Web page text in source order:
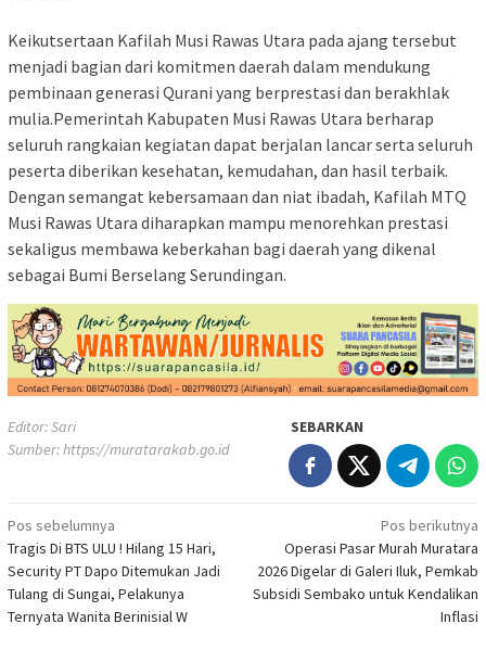
Keikutsertaan Kafilah Musi Rawas Utara pada ajang tersebut
menjadi bagian dari komitmen daerah dalam mendukung
pembinaan generasi Qurani yang berprestasi dan berakhlak
mulia.Pemerintah Kabupaten Musi Rawas Utara berharap
seluruh rangkaian kegiatan dapat berjalan lancar serta seluruh
peserta diberikan kesehatan, kemudahan, dan hasil terbaik.
Dengan semangat kebersamaan dan niat ibadah, Kafilah MTQ
Musi Rawas Utara diharapkan mampu menorehkan prestasi
sekaligus membawa keberkahan bagi daerah yang dikenal
sebagai Bumi Berselang Serundingan.
Editor: Sari
Sumber:https://muratarakab.go.id
SEBARKAN
Navigasi
pos
Pos sebelumnya
Tragis Di BTS ULU ! Hilang 15 Hari,
Security PT Dapo Ditemukan Jadi
Tulang di Sungai, Pelakunya
Ternyata Wanita Berinisial W
Pos berikutnya
Operasi Pasar Murah Muratara
2026 Digelar di Galeri Iluk, Pemkab
Subsidi Sembako untuk Kendalikan
Inflasi